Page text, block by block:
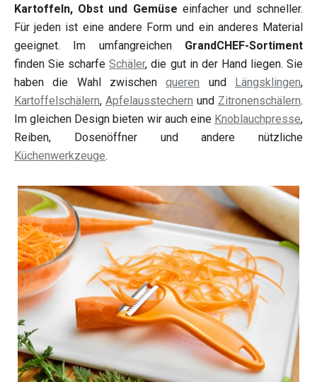
Kartoffeln, Obst und Gemüse einfacher und schneller.
Für jeden ist eine andere Form und ein anderes Material
geeignet. Im umfangreichen GrandCHEF-Sortiment
finden Sie scharfeSchäler, die gut in der Hand liegen. Sie
haben die Wahl zwischenqueren und Längsklingen,
Kartoffelschälern, Apfelausstechern und Zitronenschälern.
Im gleichen Design bieten wir auch eine Knoblauchpresse,
Reiben, Dosenöffner und andere nützliche
Küchenwerkzeuge.